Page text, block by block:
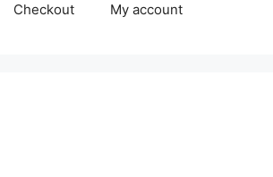
Checkout My account